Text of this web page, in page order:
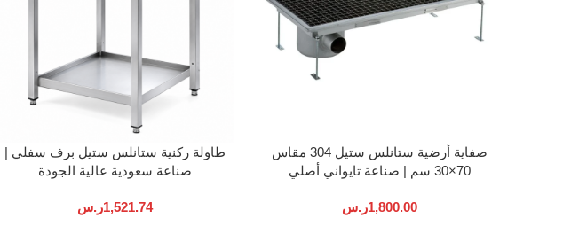
إضافة إلى السلة
صفاية أرضية ستانلس ستيل 304 مقاس
70×30 سم | صناعة تايواني أصلي
1,800.00ر.س
إضافة إلى السلة
طاولة ركنية ستانلس ستيل برف سفلي |
صناعة سعودية عالية الجودة
1,521.74ر.س